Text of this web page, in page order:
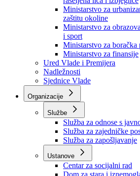
Ministarstvo za
Ministarstvo za
raseljena lica i izbjeglice
Ministarstvo za
zaštitu okoline
Ministarstvo za
i sport
Ministarstvo za boračka
Ministarstvo za finansije
Ured Vlade i Premijera
Nadležnosti
Sjednice Vlade
Organizacije
Službe
Služba za odnose s
Služba za zajedničke
Služba za zapošljavanje